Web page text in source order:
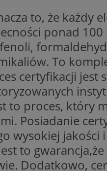
to, że każdy
ponad
To
certyfikacji jest
to proces, który
Posiadanie
wysokiej jakości
to
Dodatkowo,
gościa na
celów
do
Analytics - co
usługi
losowo
Jest on
i służy do
sesji i kampanii
który
w
Bidswitch
że
tych samych
który
w
używany do